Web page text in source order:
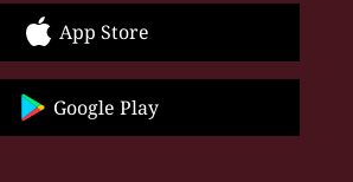
App Store
Google Play